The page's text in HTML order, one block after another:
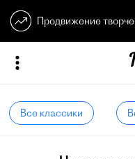
Продвижение
Все классики